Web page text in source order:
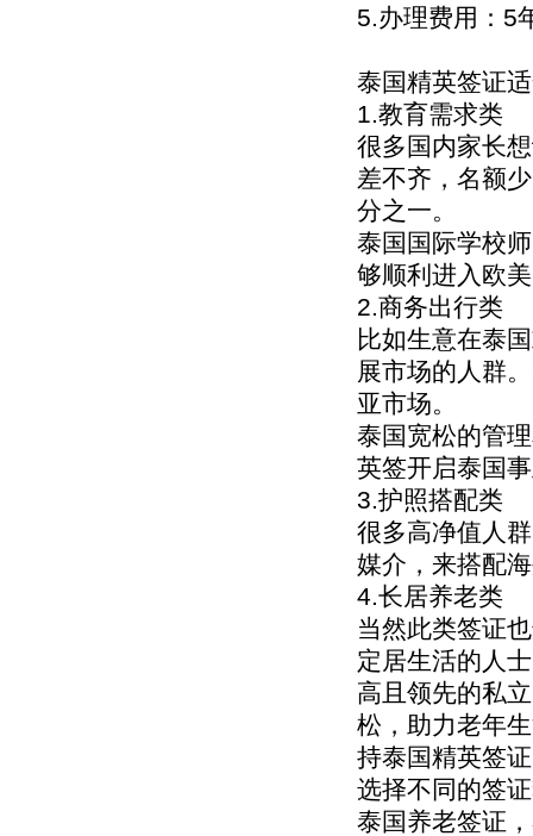
5.办理费用：5
泰国精英签证
1.教育需求类
很多国内家长
差不齐，名额
分之一。
泰国国际学校
够顺利进入欧
2.商务出行类
比如生意在泰
展市场的人群
亚市场。
泰国宽松的管
英签开启泰国
3.护照搭配类
很多高净值人
媒介，来搭配
4.长居养老类
当然此类签证
定居生活的人
高且领先的私
松，助力老年
持泰国精英签
选择不同的签
泰国养老签证